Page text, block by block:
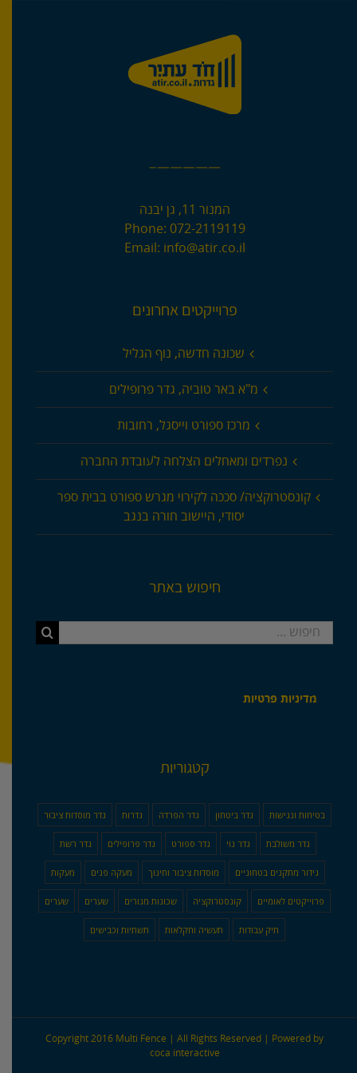
—————–
המנור 11, גן יבנה
Phone: 072-2119119
Email: info@atir.co.il
פרוייקטים אחרונים
שכונה חדשה, נוף הגליל
מ"א באר טוביה, גדר פרופילים
מרכז ספורט וייסגל, רחובות
נפרדים ומאחלים הצלחה לעובדת החברה
קונסטרוקציה/ סככה לקירוי מגרש ספורט בבית ספר
יסודי, היישוב חורה בנגב
חיפוש באתר
חיפוש...
מדיניות פרטיות
קטגוריות
בטיחות ונגישות גדר ביטחון גדר הפרדה גדרות גדר מוסדות ציבור
גדר משולבת גדר נוי גדר ספורט גדר פרופילים גדר רשת
גידור מתקנים בטחוניים מוסדות ציבור וחינוך מעקה פנים מעקות
פרוייקטים לאומיים קונסטרוקציה שכונות מגורים שערים שערים
תיק עבודות תעשיה וחקלאות תשתיות וכבישים
Copyright 2016 Multi Fence | All Rights Reserved | Powered by
coca interactive